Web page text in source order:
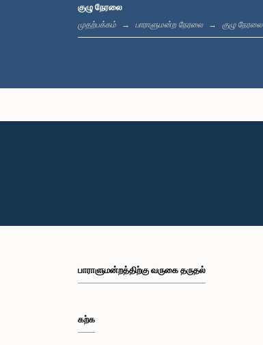
குழு நேரலை
முதற்பக்கம் பாராளுமன்ற நேரலை குழு நேரலை
பாராளுமன்றத்திற்கு வருகை தருதல்
கற்க